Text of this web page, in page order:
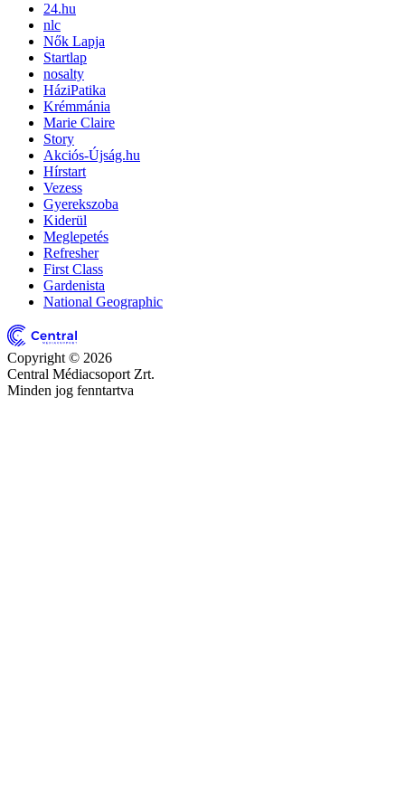
24.hu
nlc
Nők Lapja
Startlap
nosalty
HáziPatika
Krémmánia
Marie Claire
Story
Akciós-Újság.hu
Hírstart
Vezess
Gyerekszoba
Kiderül
Meglepetés
Refresher
First Class
Gardenista
National Geographic
Copyright © 2026
Central Médiacsoport Zrt.
Minden jog fenntartva